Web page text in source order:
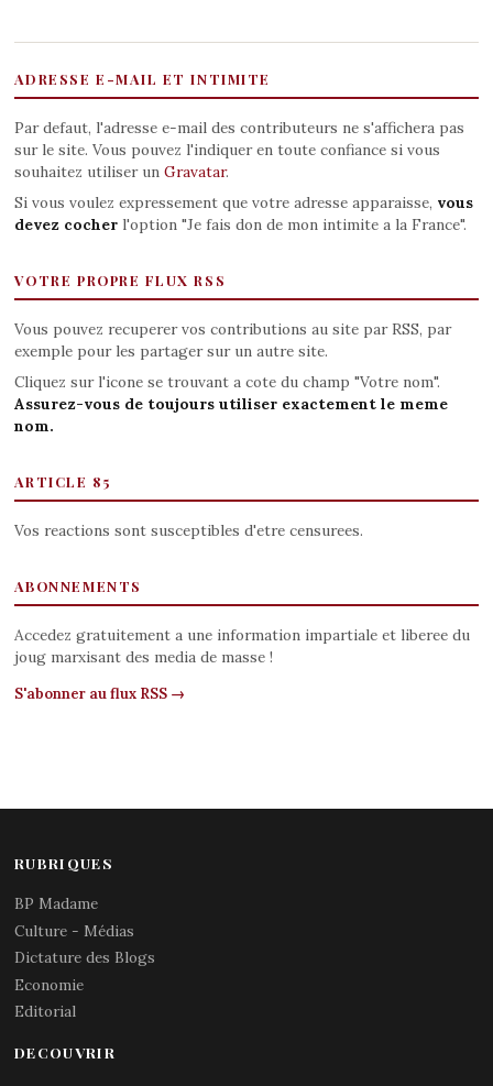
ADRESSE E-MAIL ET INTIMITE
Par defaut, l'adresse e-mail des contributeurs ne s'affichera pas
sur le site. Vous pouvez l'indiquer en toute confiance si vous
souhaitez utiliser un Gravatar.
Si vous voulez expressement que votre adresse apparaisse, vous
devez cocherl'option "Je fais don de mon intimite a la France".
VOTRE PROPRE FLUX RSS
Vous pouvez recuperer vos contributions au site par RSS, par
exemple pour les partager sur un autre site.
Cliquez sur l'icone se trouvant a cote du champ "Votre nom".
Assurez-vous de toujours utiliser exactement le meme
nom.
ARTICLE 85
Vos reactions sont susceptibles d'etre censurees.
ABONNEMENTS
Accedez gratuitement a une information impartiale et liberee du
joug marxisant des media de masse !
S'abonner au flux RSS →
RUBRIQUES
BP Madame
Culture - Médias
Dictature des Blogs
Economie
Editorial
DECOUVRIR